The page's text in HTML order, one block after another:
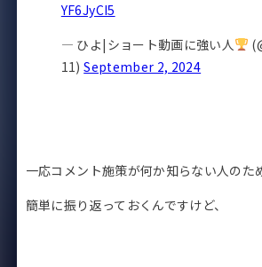
YF6JyCI5
— ひよ|ショート動画に強い人
11)September 2, 2024
一応コメント施策が何か知らない人のた
簡単に振り返っておくんですけど、